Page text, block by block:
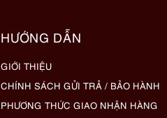
HƯỚNG DẪN
GIỚI THIỆU
CHÍNH SÁCH GỬI TRẢ / BẢO HÀNH
PHƯƠNG THỨC GIAO NHẬN HÀNG